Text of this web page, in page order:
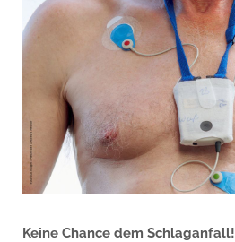
Keine Chance dem Schlaganfall!